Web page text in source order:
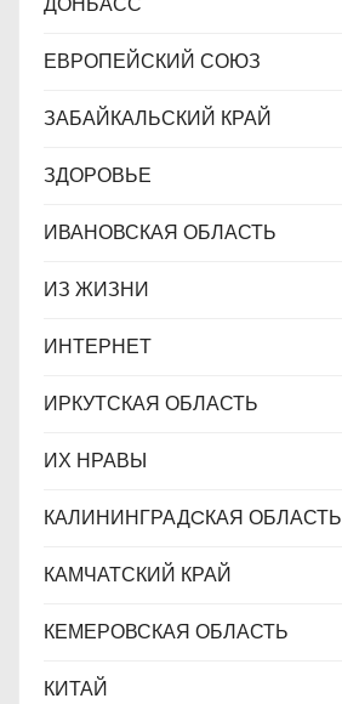
ЕВРОПЕЙСКИЙ СОЮЗ
ЗАБАЙКАЛЬСКИЙ КРАЙ
ЗДОРОВЬЕ
ИВАНОВСКАЯ ОБЛАСТЬ
ИЗ ЖИЗНИ
ИНТЕРНЕТ
ИРКУТСКАЯ ОБЛАСТЬ
ИХ НРАВЫ
КАЛИНИНГРАДCКАЯ ОБЛАСТЬ
КАМЧАТСКИЙ КРАЙ
КЕМЕРОВСКАЯ ОБЛАСТЬ
КИТАЙ